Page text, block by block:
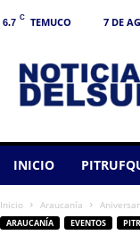
6.7 C TEMUCO 7 DE
INICIO
Inicio Araucanía
ARAUCANÍA EVENTOS